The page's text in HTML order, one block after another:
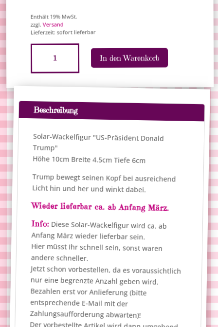
Enthält 19% MwSt.
zzgl.Versand
Lieferzeit: sofort lieferbar
Solar-
Wackelfigur
"US-
Trump"
Menge
In den Warenkorb
n
a
:
Beschreibung
Solar-Wackelfigur "US-Präsident Donald
Trump"
Höhe 10cm Breite 4.5cm Tiefe 6cm
Trump bewegt seinen Kopf bei ausreichend
Licht hin und her und winkt dabei.
Wieder lieferbar ca. ab Anfang März.
Info: Diese Solar-Wackelfigur wird ca. ab
Anfang März wieder lieferbar sein.
Hier müsst Ihr schnell sein, sonst waren
andere schneller.
Jetzt schon vorbestellen, da es voraussichtlich
nur eine begrenzte Anzahl geben wird.
Bezahlen erst vor Anlieferung (bitte
entsprechende E-Mail mit der
Zahlungsaufforderung abwarten)!